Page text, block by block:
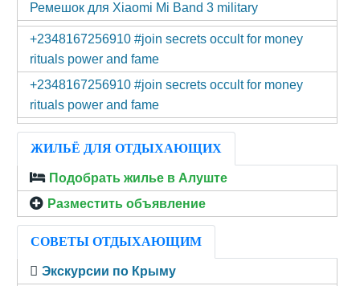
Ремешок для Xiaomi Mi Band 3 military
+2348167256910 #join secrets occult for money
rituals power and fame
+2348167256910 #join secrets occult for money
rituals power and fame
ЖИЛЬЁ ДЛЯ ОТДЫХАЮЩИХ
Подобрать жилье в Алуште
Разместить объявление
СОВЕТЫ ОТДЫХАЮЩИМ
Экскурсии по Крыму